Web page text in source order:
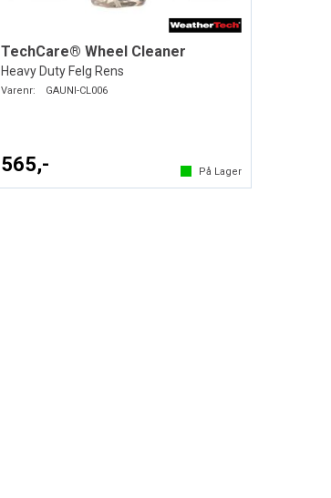
TechCare® Wheel Cleaner
Heavy Duty Felg Rens
Varenr: GAUNI-CL006
565,- På Lager